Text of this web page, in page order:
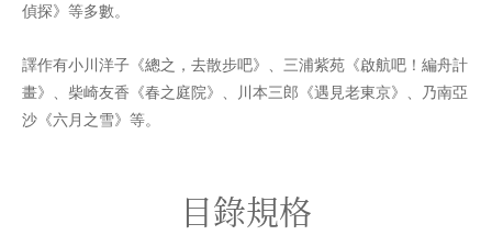
偵探》等多數。
譯作有小川洋子《總之，去散步吧》、三浦紫苑《啟航吧！編舟計
畫》、柴崎友香《春之庭院》、川本三郎《遇見老東京》、乃南亞
沙《六月之雪》等。
目錄規格